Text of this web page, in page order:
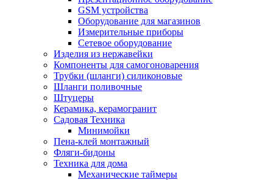
GSM устройства
Оборудование для магазинов
Измерительные приборы
Сетевое оборудование
Изделия из нержавейки
Компоненты для самогоноварения
Трубки (шланги) силиконовые
Шланги поливочные
Штуцеры
Керамика, керамогранит
Садовая Техника
Минимойки
Пена-клей монтажный
Фляги-бидоны
Техника для дома
Механические таймеры